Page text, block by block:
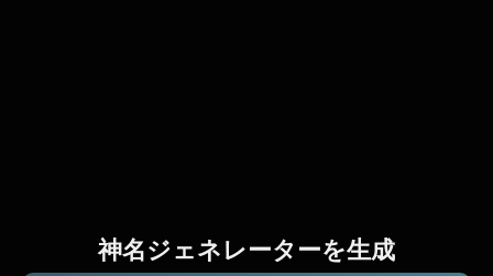
神名ジェネレーターを生成